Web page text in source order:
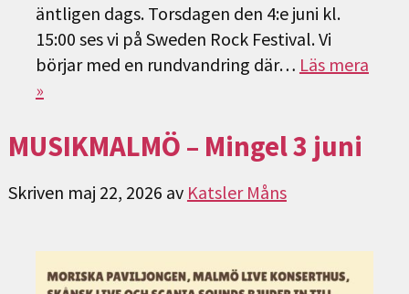
äntligen dags. Torsdagen den 4:e juni kl.
15:00 ses vi på Sweden Rock Festival. Vi
börjar med en rundvandring där… Läs mera
»
MUSIKMALMÖ – Mingel 3 juni
Skriven maj 22, 2026 av Katsler Måns